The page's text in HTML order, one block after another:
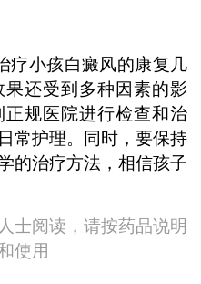
疗小孩白癜风的康复几
还受到多种因素的影
规医院进行检查和治
常护理。同时，要保持
的治疗方法，相信孩子
士阅读，请按药品说明
使用